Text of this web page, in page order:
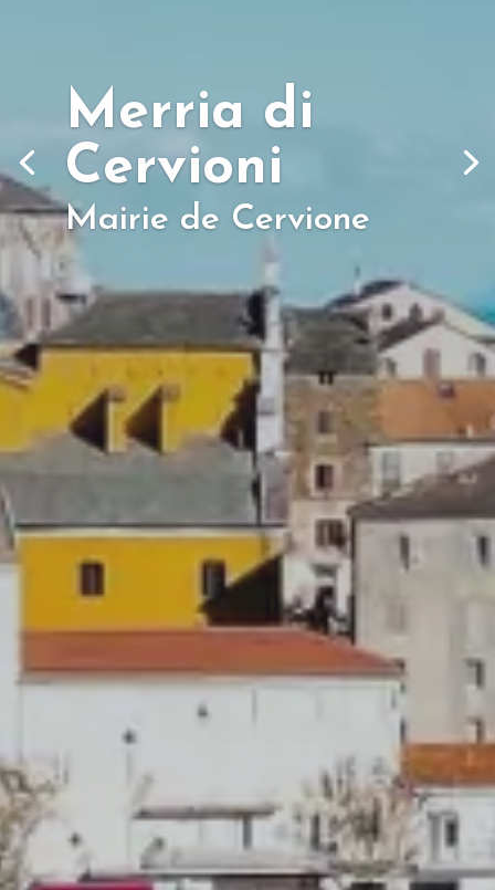
Merria di
Cervioni
Mairie de Cervione